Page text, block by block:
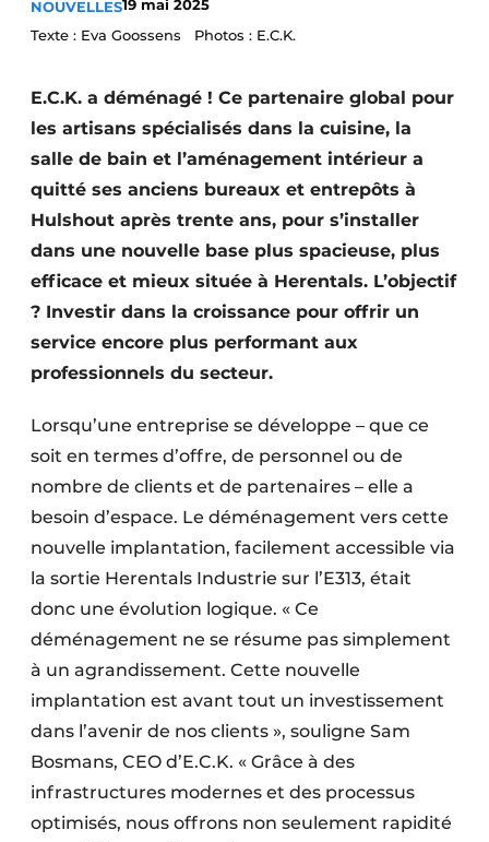
S’inscrire à l’événement
S’inscrire
Termes et conditions
Video’s
NOUVELLES19 mai 2025
Texte : Eva Goossens Photos : E.C.K.
E.C.K. a déménagé ! Ce partenaire global pour
les artisans spécialisés dans la cuisine, la
salle de bain et l’aménagement intérieur a
quitté ses anciens bureaux et entrepôts à
Hulshout après trente ans, pour s’installer
dans une nouvelle base plus spacieuse, plus
efficace et mieux située à Herentals. L’objectif
? Investir dans la croissance pour offrir un
service encore plus performant aux
professionnels du secteur.
Lorsqu’une entreprise se développe – que ce
soit en termes d’offre, de personnel ou de
nombre de clients et de partenaires – elle a
besoin d’espace. Le déménagement vers cette
nouvelle implantation, facilement accessible via
la sortie Herentals Industrie sur l’E313, était
donc une évolution logique. « Ce
déménagement ne se résume pas simplement
à un agrandissement. Cette nouvelle
implantation est avant tout un investissement
dans l’avenir de nos clients », souligne Sam
Bosmans, CEO d’E.C.K. « Grâce à des
infrastructures modernes et des processus
optimisés, nous offrons non seulement rapidité